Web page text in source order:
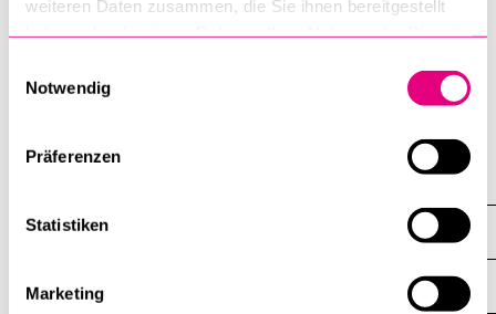
weiteren Daten zusammen, die Sie ihnen bereitgestellt
Notwendig
Präferenzen
Statistiken
Marketing
Islamische Gemeinschaften
Übersicht
«Religionsvielfalt im Kanton Luzern» (www.unilu.ch/rel-LU) ist
ein Projekt des Religionswissenschaftlichen Seminars der
Letzte Aktualisierung: 27. 11. 2023